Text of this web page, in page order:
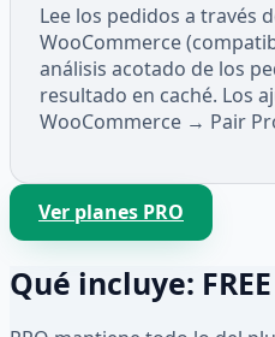
Lee los pedidos a través
WooCommerce
análisis acotado de los
resultado en caché. Los
WooCommerce → Pair
Ver planes PRO
Qué incluye: